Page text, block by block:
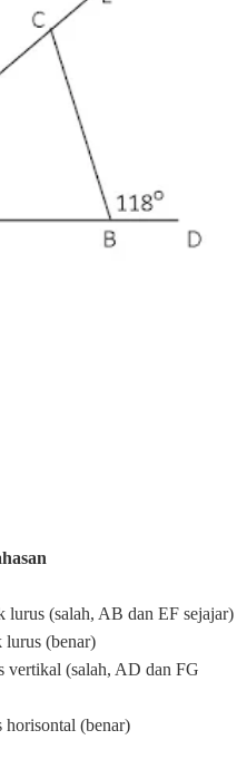
(salah, AB dan EF sejajar)
(benar)
(salah, AD dan FG
(benar)